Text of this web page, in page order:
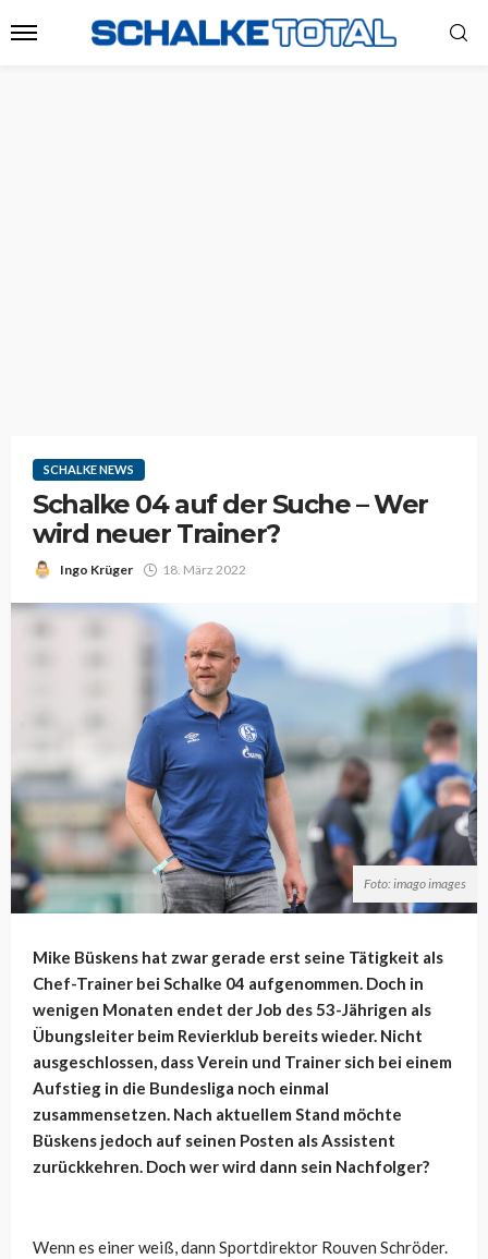
SCHALKE NEWS
Schalke 04 auf der Suche – Wer
wird neuer Trainer?
Ingo Krüger 18. März 2022
Foto: imago images
Mike Büskens hat zwar gerade erst seine Tätigkeit als
Chef-Trainer bei Schalke 04 aufgenommen. Doch in
wenigen Monaten endet der Job des 53-Jährigen als
Übungsleiter beim Revierklub bereits wieder. Nicht
ausgeschlossen, dass Verein und Trainer sich bei einem
Aufstieg in die Bundesliga noch einmal
zusammensetzen. Nach aktuellem Stand möchte
Büskens jedoch auf seinen Posten als Assistent
zurückkehren. Doch wer wird dann sein Nachfolger?
Wenn es einer weiß, dann Sportdirektor Rouven Schröder.